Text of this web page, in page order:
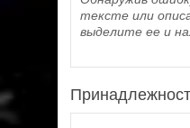
тексте или
выделите ее и